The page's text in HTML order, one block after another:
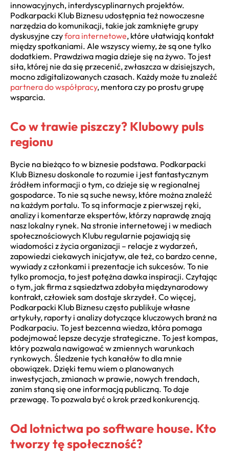
innowacyjnych, interdyscyplinarnych projektów.
Podkarpacki Klub Biznesu udostępnia też nowoczesne
narzędzia do komunikacji, takie jak zamknięte grupy
dyskusyjne czyfora internetowe, które ułatwiają kontakt
między spotkaniami. Ale wszyscy wiemy, że są one tylko
dodatkiem. Prawdziwa magia dzieje się na żywo. To jest
siła, której nie da się przecenić, zwłaszcza w dzisiejszych,
mocno zdigitalizowanych czasach. Każdy może tu znaleźć
partnera do współpracy, mentora czy po prostu grupę
wsparcia.
Co w trawie piszczy? Klubowy puls
regionu
Bycie na bieżąco to w biznesie podstawa. Podkarpacki
Klub Biznesu doskonale to rozumie i jest fantastycznym
źródłem informacji o tym, co dzieje się w regionalnej
gospodarce. To nie są suche newsy, które można znaleźć
na każdym portalu. To są informacje z pierwszej ręki,
analizy i komentarze ekspertów, którzy naprawdę znają
nasz lokalny rynek. Na stronie internetowej i w mediach
społecznościowych Klubu regularnie pojawiają się
wiadomości z życia organizacji – relacje z wydarzeń,
zapowiedzi ciekawych inicjatyw, ale też, co bardzo cenne,
wywiady z członkami i prezentacje ich sukcesów. To nie
tylko promocja, to jest potężna dawka inspiracji. Czytając
o tym, jak firma z sąsiedztwa zdobyła międzynarodowy
kontrakt, człowiek sam dostaje skrzydeł. Co więcej,
Podkarpacki Klub Biznesu często publikuje własne
artykuły, raporty i analizy dotyczące kluczowych branż na
Podkarpaciu. To jest bezcenna wiedza, która pomaga
podejmować lepsze decyzje strategiczne. To jest kompas,
który pozwala nawigować w zmiennych warunkach
rynkowych. Śledzenie tych kanałów to dla mnie
obowiązek. Dzięki temu wiem o planowanych
inwestycjach, zmianach w prawie, nowych trendach,
zanim staną się one informacją publiczną. To daje
przewagę. To pozwala być o krok przed konkurencją.
Od lotnictwa po software house. Kto
tworzy tę społeczność?